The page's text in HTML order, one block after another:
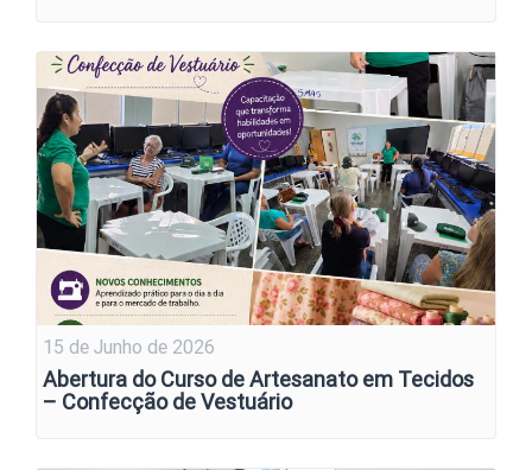
15 de Junho de 2026
Abertura do Curso de Artesanato em Tecidos
– Confecção de Vestuário